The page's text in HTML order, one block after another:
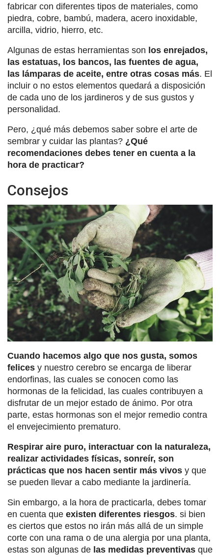
fabricar con diferentes tipos de materiales, como
piedra, cobre, bambú, madera, acero inoxidable,
arcilla, vidrio, hierro, etc.
Algunas de estas herramientas son los enrejados,
las estatuas, los bancos, las fuentes de agua,
las lámparas de aceite, entre otras cosas más. El
incluir o no estos elementos quedará a disposición
de cada uno de los jardineros y de sus gustos y
personalidad.
Pero, ¿qué más debemos saber sobre el arte de
sembrar y cuidar las plantas? ¿Qué
recomendaciones debes tener en cuenta a la
hora de practicar?
Consejos
Cuando hacemos algo que nos gusta, somos
felices y nuestro cerebro se encarga de liberar
endorfinas, las cuales se conocen como las
hormonas de la felicidad, las cuales contribuyen a
disfrutar de un mejor estado de ánimo. Por otra
parte, estas hormonas son el mejor remedio contra
el envejecimiento prematuro.
Respirar aire puro, interactuar con la naturaleza,
realizar actividades físicas, sonreír, son
prácticas que nos hacen sentir más vivos y que
se pueden llevar a cabo mediante la jardinería.
Sin embargo, a la hora de practicarla, debes tomar
en cuenta que existen diferentes riesgos. si bien
es ciertos que estos no irán más allá de un simple
corte con una rama o de una alergia por una planta,
estas son algunas de las medidas preventivas que